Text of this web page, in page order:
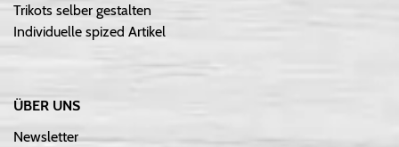
Trikots selber gestalten
Individuelle spized Artikel
ÜBER UNS
Newsletter